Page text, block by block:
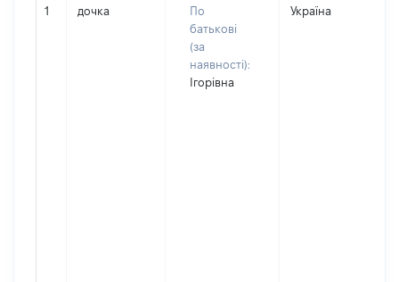
1 дочка
По
батькові
(за
наявності):
Ігорівна
Україна